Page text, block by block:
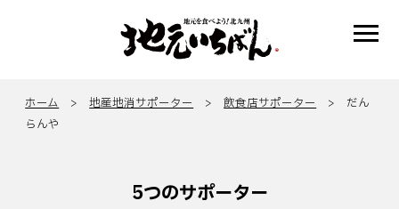
ホーム >地産地消サポーター >飲食店サポーター
> だん
らんや
5つのサポーター